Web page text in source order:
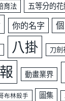
育法 五等分的
你的名字
八掛 刀
動畫業界
布林殺手 圖集